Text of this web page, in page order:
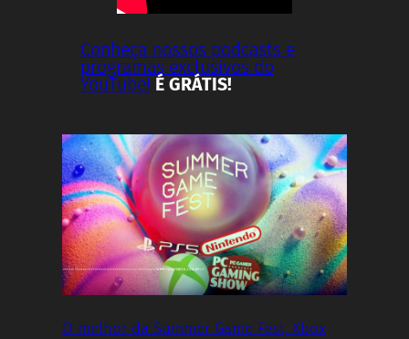
Conheça nossos podcasts e
programas exclusivos do
YouTube! É GRÁTIS!
O melhor da Summer Game Fest, Xbox